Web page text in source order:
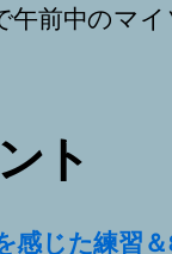
午前中のマ
ト
感じた練習